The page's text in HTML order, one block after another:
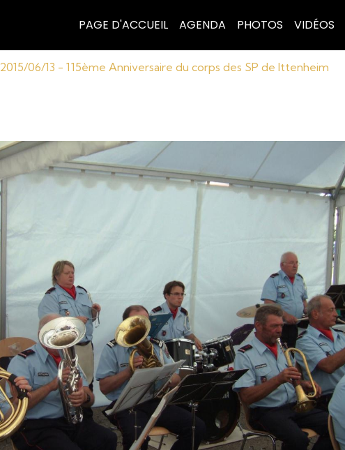
PAGE D'ACCUEIL AGENDA PHOTOS VIDÉOS
2015/06/13 - 115ème Anniversaire du corps des SP de Ittenheim